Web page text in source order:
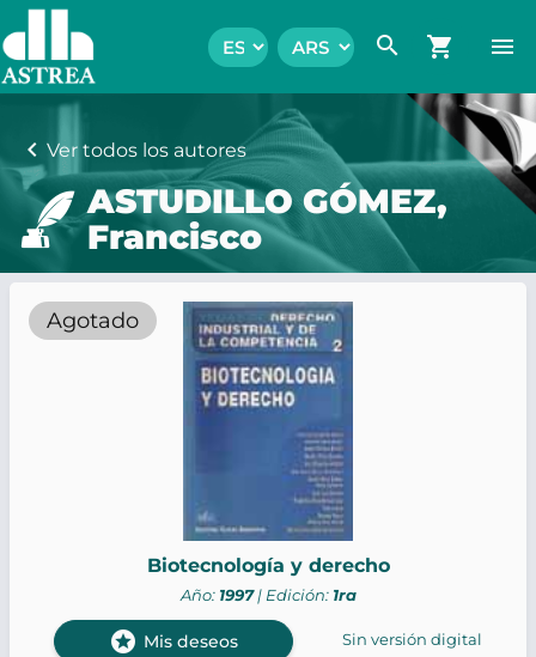
search shopping_cart menu
chevron_left Ver todos los autores
ASTUDILLO GÓMEZ,
Francisco
Agotado
Biotecnología y derecho
Año: 1997| Edición: 1ra
stars Mis deseos Sin versión digital